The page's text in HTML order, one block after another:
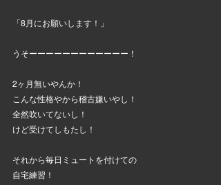
「8月にお願いします！」
うそーーーーーーーーーーーー！
2ヶ月無いやんか！
こんな性格やから稽古嫌いやし！
全然吹いてないし！
けど受けてしもたし！
それから毎日ミュートを付けての
自宅練習！